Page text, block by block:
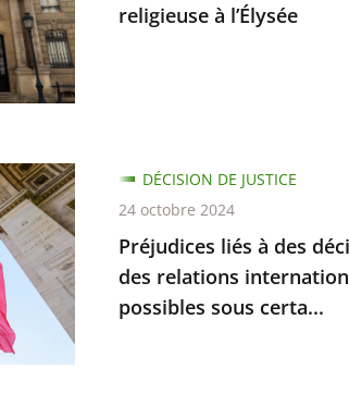
religieuse à l’Élysée
Préjudices liés à des
des relations
possibles sous certa...
DÉCISION DE JUSTICE
24 octobre 2024